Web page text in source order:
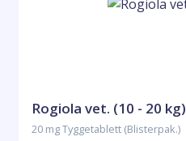
Rogiola vet. (10 - 20 kg)
20 mg Tyggetablett (Blisterpak.)